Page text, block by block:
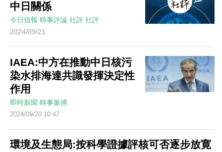
中日關係
今日信報 時事評論 社評 社評
2024/09/21
IAEA:中方在推動中日核污
染水排海達共識發揮決定性
作用
即時新聞 時事脈搏
2024/09/20 10:47
環境及生態局:按科學證據評核可否逐步放寛